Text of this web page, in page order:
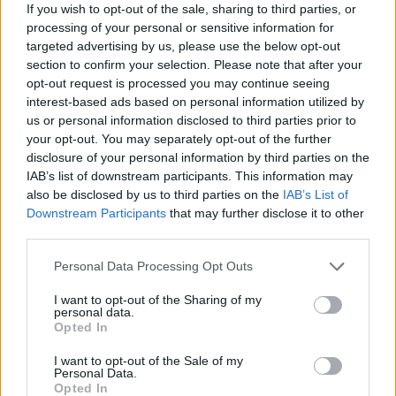
If you wish to opt-out of the sale, sharing to third parties, or
processing of your personal or sensitive information for
targeted advertising by us, please use the below opt-out
section to confirm your selection. Please note that after your
opt-out request is processed you may continue seeing
interest-based ads based on personal information utilized by
us or personal information disclosed to third parties prior to
your opt-out. You may separately opt-out of the further
disclosure of your personal information by third parties on the
IAB’s list of downstream participants. This information may
also be disclosed by us to third parties on the IAB’s List of
Downstream Participants that may further disclose it to other
Personal Data Processing Opt Outs
I want to opt-out of the Sharing of my
personal data.
Opted In
I want to opt-out of the Sale of my
Personal Data.
Opted In
13:48
Σύσκεψη στον ΕΟΦ για την ομαλή ροή της εφοδιαστικής
αλυσίδας φαρμάκων
13:34
Πέθανε ο πεζογράφος Γιάννης Γρηγοράκης
ΠΕΡΙΣΣΟΤΕΡΑ
Η Σελίνα Γκόμεζ συμμετέχει στο μουσικό βίντεο
Η Σελίνα Γκόμεζ τραγουδά στα
ισπανικά στο νέο βίντεο του